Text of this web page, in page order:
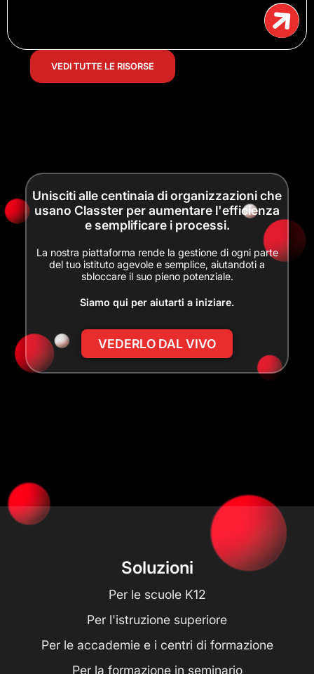
VEDI TUTTE LE RISORSE
Unisciti alle centinaia di organizzazioni che
usano Classter per aumentare l'efficienza
e semplificare i processi.
La nostra piattaforma rende la gestione di ogni parte
del tuo istituto agevole e semplice, aiutandoti a
sbloccare il suo pieno potenziale.
Siamo qui per aiutarti a iniziare.
VEDERLO DAL VIVO
Soluzioni
Per le scuole K12
Per l'istruzione superiore
Per le accademie e i centri di formazione
Per la formazione in seminario